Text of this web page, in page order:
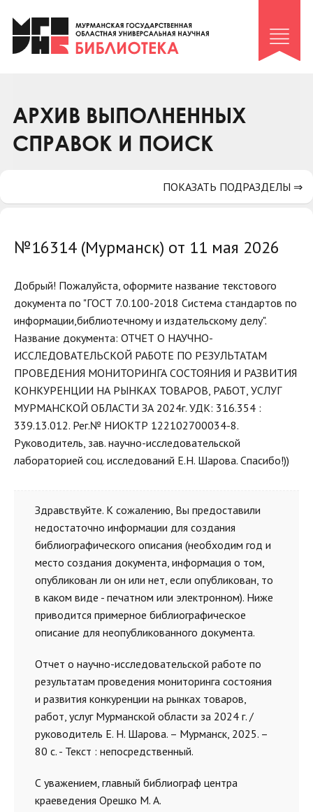
Клуб «Гиря и сельдерей»
Клуб «Семейный архив»
Коллегам
Контакты
АРХИВ ВЫПОЛНЕННЫХ
СПРАВОК И ПОИСК
№16314 (Мурманск) от 11 мая 2026
Добрый! Пожалуйста, оформите название текстового
документа по "ГОСТ 7.0.100-2018 Система стандартов по
информации,библиотечному и издательскому делу".
Название документа: ОТЧЕТ О НАУЧНО-
ИССЛЕДОВАТЕЛЬСКОЙ РАБОТЕ ПО РЕЗУЛЬТАТАМ
ПРОВЕДЕНИЯ МОНИТОРИНГА СОСТОЯНИЯ И РАЗВИТИЯ
КОНКУРЕНЦИИ НА РЫНКАХ ТОВАРОВ, РАБОТ, УСЛУГ
МУРМАНСКОЙ ОБЛАСТИ ЗА 2024г. УДК: 316.354 :
339.13.012. Рег.№ НИОКТР 122102700034-8.
Руководитель, зав. научно-исследовательской
лабораторией соц. исследований Е.Н. Шарова. Спасибо!))
Здравствуйте. К сожалению, Вы предоставили
недостаточно информации для создания
библиографического описания (необходим год и
место создания документа, информация о том,
опубликован ли он или нет, если опубликован, то
в каком виде - печатном или электронном). Ниже
приводится примерное библиографическое
описание для неопубликованного документа.
Отчет о научно-исследовательской работе по
результатам проведения мониторинга состояния
и развития конкуренции на рынках товаров,
работ, услуг Мурманской области за 2024 г. /
руководитель Е. Н. Шарова. – Мурманск, 2025. –
80 с. - Текст : непосредственный.
С уважением, главный библиограф центра
краеведения Орешко М. А.
ПОКАЗАТЬ ПОДРАЗДЕЛЫ ⇒